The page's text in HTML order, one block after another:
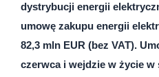
dystrybucji energii
umowę zakupu energii
82,3 mln EUR (bez VAT).
czerwca i wejdzie w życie w